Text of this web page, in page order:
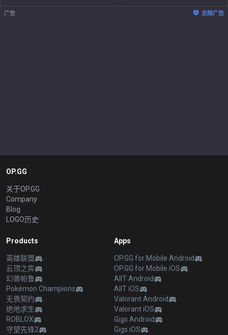
广告 去除广告
OP.GG
关于OP.GG
Company
Blog
LOGO历史
Products
英雄联盟
云顶之弈
幻兽帕鲁
Pokémon Champions
无畏契约
绝地求生
ROBLOX
守望先锋2
Apps
OP.GG for Mobile Android
OP.GG for Mobile iOS
AllT Android
AllT iOS
Valorant Android
Valorant iOS
Gigs Android
Gigs iOS